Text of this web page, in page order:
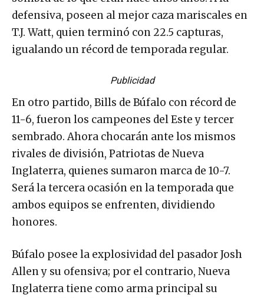
defensiva, poseen al mejor caza mariscales en
T.J. Watt, quien terminó con 22.5 capturas,
igualando un récord de temporada regular.
Publicidad
En otro partido, Bills de Búfalo con récord de
11-6, fueron los campeones del Este y tercer
sembrado. Ahora chocarán ante los mismos
rivales de división, Patriotas de Nueva
Inglaterra, quienes sumaron marca de 10-7.
Será la tercera ocasión en la temporada que
ambos equipos se enfrenten, dividiendo
honores.
Búfalo posee la explosividad del pasador Josh
Allen y su ofensiva; por el contrario, Nueva
Inglaterra tiene como arma principal su